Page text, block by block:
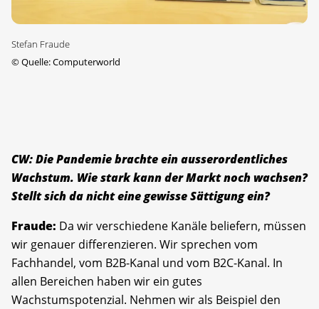
Stefan Fraude
©Quelle: Computerworld
CW: Die Pandemie brachte ein ausserordentliches
Wachstum. Wie stark kann der Markt noch wachsen?
Stellt sich da nicht eine gewisse Sättigung ein?
Fraude: Da wir verschiedene Kanäle beliefern, müssen
wir genauer differenzieren. Wir sprechen vom
Fachhandel, vom B2B-Kanal und vom B2C-Kanal. In
allen Bereichen haben wir ein gutes
Wachstumspotenzial. Nehmen wir als Beispiel den